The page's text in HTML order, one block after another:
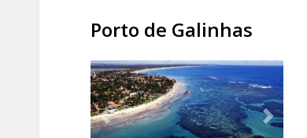
Porto de Galinhas
Previous Next